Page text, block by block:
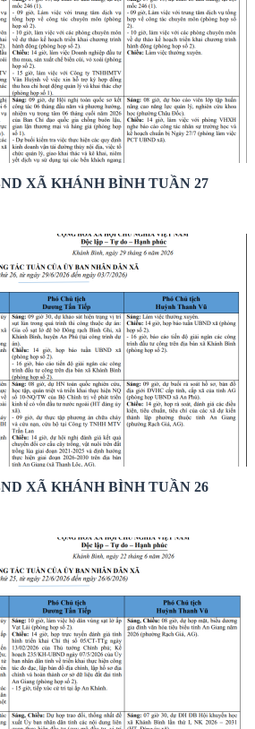
XÃ KHÁNH BÌNH TUẦN 27
XÃ KHÁNH BÌNH TUẦN 26